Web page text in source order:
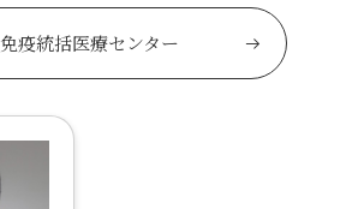
免疫統括医療センター